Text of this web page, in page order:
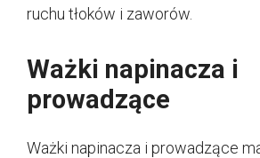
ruchu tłoków i zaworów.
Ważki napinacza i
prowadzące
Ważki napinacza i prowadzące